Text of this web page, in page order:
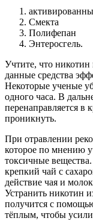
Смекта
Полифепан
Энтеросгель.
Учтите, что никотин
данные средства
Некоторые ученые
одного часа. В
перенаправляется в
проникнуть.
При отравлении
которое по мнению
токсичные
крепкий чай с
действие чая и
Устранить никотин
получится с
тёплым, чтобы